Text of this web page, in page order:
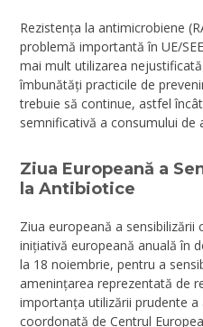
Rezistența la antimicrobiene
problemă importantă în UE/
mai mult utilizarea
îmbunătăți practicile de
trebuie să continue, astfel
semnificativă a consumului de
Ziua Europeană a
la Antibiotice
Ziua europeană a
inițiativă europeană anuală în
la 18 noiembrie, pentru a
amenințarea reprezentată de
importanța utilizării prudente a
coordonată de Centrul